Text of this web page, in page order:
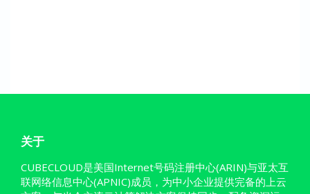
关于
CUBECLOUD是美国Internet号码注册中心(ARIN)与亚太互
联网络信息中心(APNIC)成员，为中小企业提供完备的上云